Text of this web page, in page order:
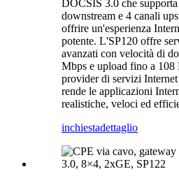
DOCSIS 3.0 che
downstream e 4 canali
offrire un'esperienza
potente. L'SP120 offre
avanzati con velocità di
Mbps e upload fino a 108
provider di servizi
rende le applicazioni
realistiche, veloci ed
inchiestadettaglio